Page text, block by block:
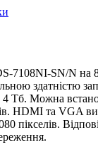
7108NI-SN/N на
здатністю
Тб. Можна
HDMI та VGA
пікселів.